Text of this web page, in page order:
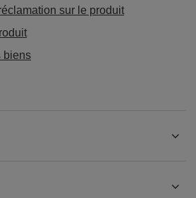
sur le produit
biens